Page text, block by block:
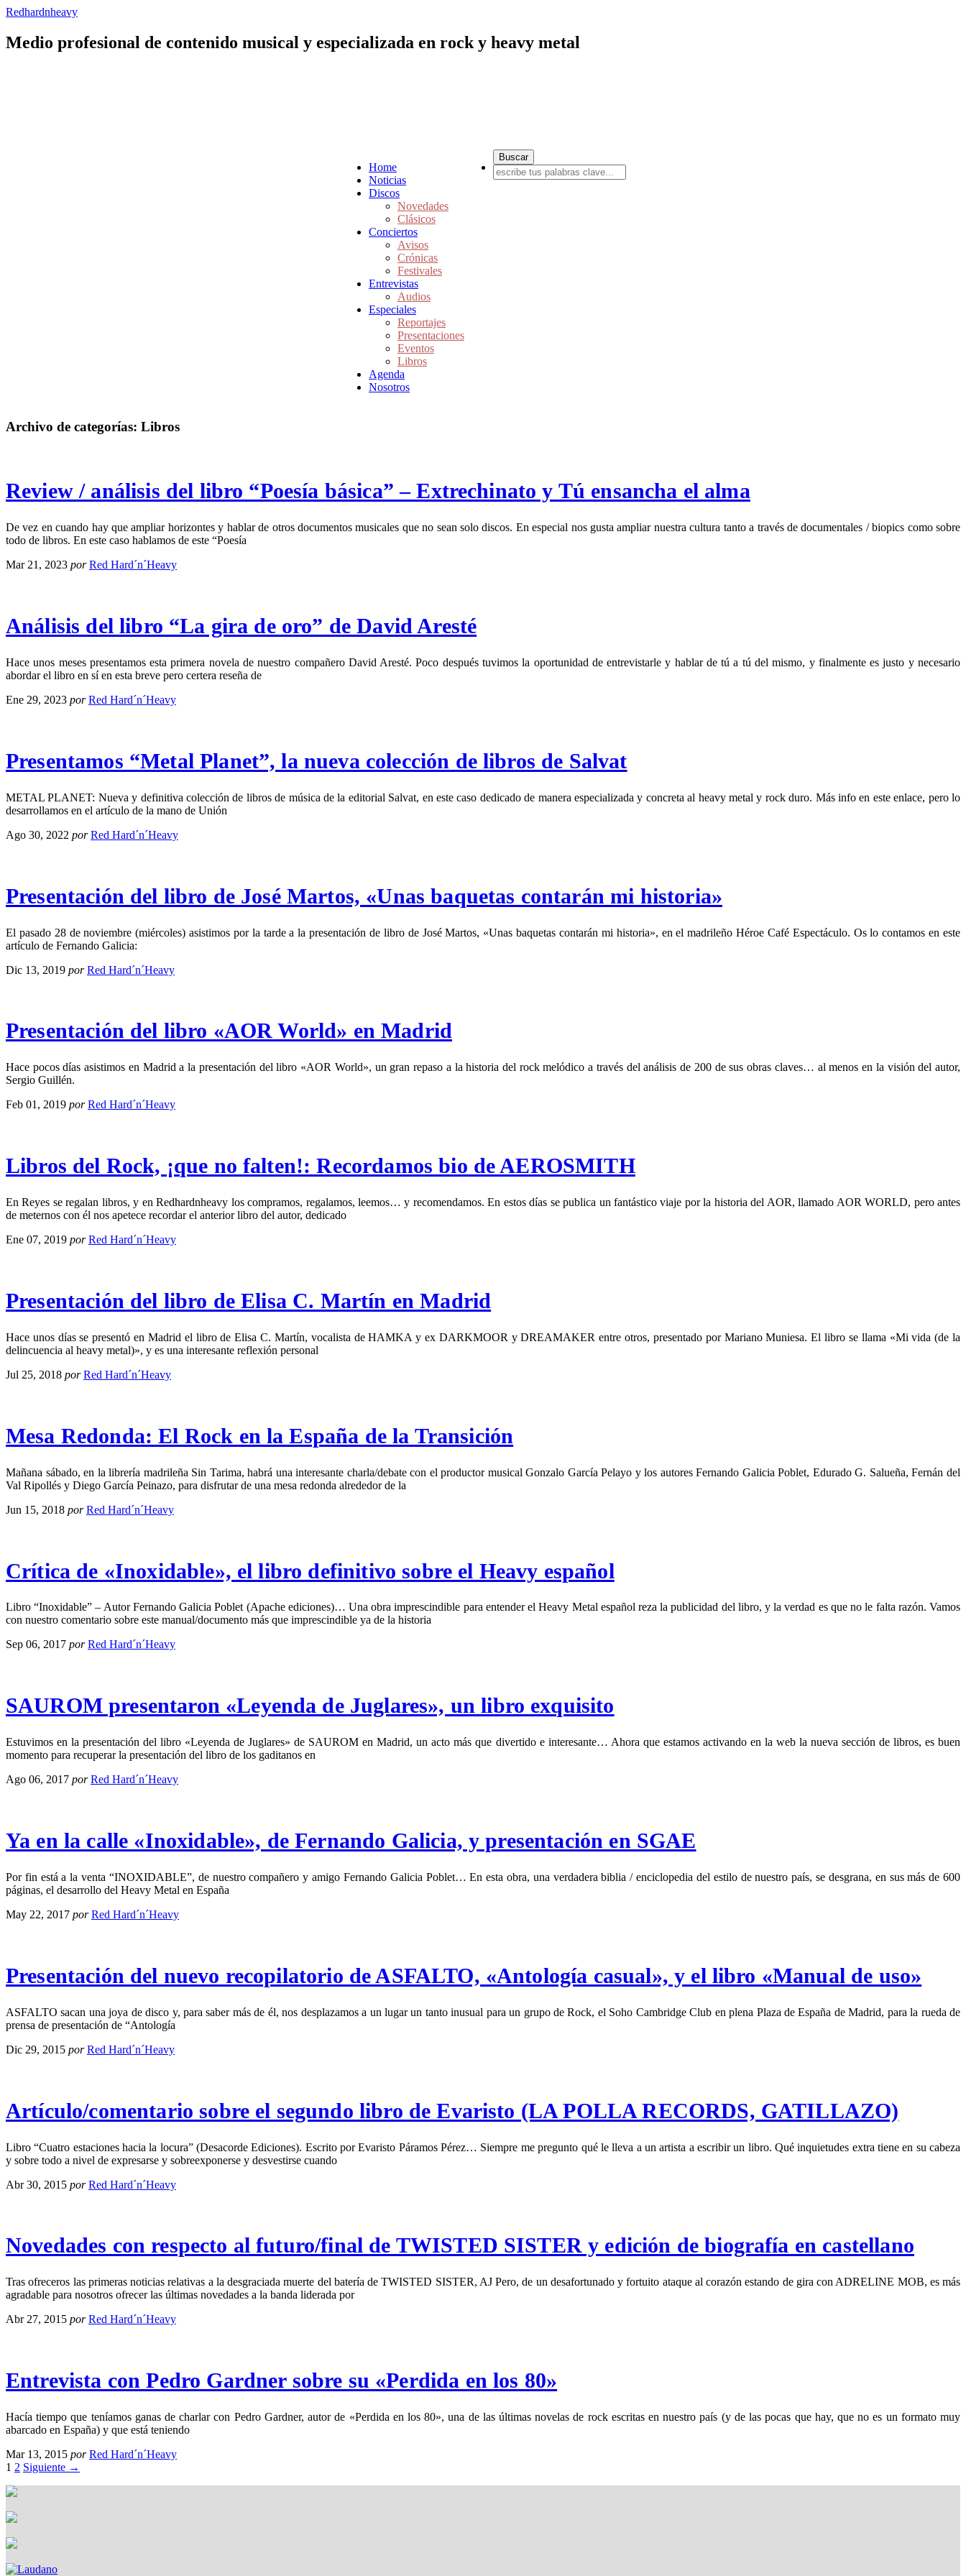
Redhardnheavy
Medio profesional de contenido musical y especializada en rock y heavy metal
Home
Noticias
Discos
Novedades
Clásicos
Conciertos
Avisos
Crónicas
Festivales
Entrevistas
Audios
Especiales
Reportajes
Presentaciones
Eventos
Libros
Agenda
Nosotros
Archivo de categorías: Libros
Review / análisis del libro “Poesía básica” – Extrechinato y Tú ensancha el alma
De vez en cuando hay que ampliar horizontes y hablar de otros documentos musicales que no sean solo discos. En especial nos gusta ampliar nuestra cultura tanto a través de documentales / biopics como sobre
todo de libros. En este caso hablamos de este “Poesía
Mar 21, 2023 por Red Hard´n´Heavy
Análisis del libro “La gira de oro” de David Aresté
Hace unos meses presentamos esta primera novela de nuestro compañero David Aresté. Poco después tuvimos la oportunidad de entrevistarle y hablar de tú a tú del mismo, y finalmente es justo y necesario
abordar el libro en sí en esta breve pero certera reseña de
Ene 29, 2023 por Red Hard´n´Heavy
Presentamos “Metal Planet”, la nueva colección de libros de Salvat
METAL PLANET: Nueva y definitiva colección de libros de música de la editorial Salvat, en este caso dedicado de manera especializada y concreta al heavy metal y rock duro. Más info en este enlace, pero lo
desarrollamos en el artículo de la mano de Unión
Ago 30, 2022 por Red Hard´n´Heavy
Presentación del libro de José Martos, «Unas baquetas contarán mi historia»
El pasado 28 de noviembre (miércoles) asistimos por la tarde a la presentación de libro de José Martos, «Unas baquetas contarán mi historia», en el madrileño Héroe Café Espectáculo. Os lo contamos en este
artículo de Fernando Galicia:
Dic 13, 2019 por Red Hard´n´Heavy
Presentación del libro «AOR World» en Madrid
Hace pocos días asistimos en Madrid a la presentación del libro «AOR World», un gran repaso a la historia del rock melódico a través del análisis de 200 de sus obras claves… al menos en la visión del autor,
Sergio Guillén.
Feb 01, 2019 por Red Hard´n´Heavy
Libros del Rock, ¡que no falten!: Recordamos bio de AEROSMITH
En Reyes se regalan libros, y en Redhardnheavy los compramos, regalamos, leemos… y recomendamos. En estos días se publica un fantástico viaje por la historia del AOR, llamado AOR WORLD, pero antes
de meternos con él nos apetece recordar el anterior libro del autor, dedicado
Ene 07, 2019 por Red Hard´n´Heavy
Presentación del libro de Elisa C. Martín en Madrid
Hace unos días se presentó en Madrid el libro de Elisa C. Martín, vocalista de HAMKA y ex DARKMOOR y DREAMAKER entre otros, presentado por Mariano Muniesa. El libro se llama «Mi vida (de la
delincuencia al heavy metal)», y es una interesante reflexión personal
Jul 25, 2018 por Red Hard´n´Heavy
Mesa Redonda: El Rock en la España de la Transición
Mañana sábado, en la librería madrileña Sin Tarima, habrá una interesante charla/debate con el productor musical Gonzalo García Pelayo y los autores Fernando Galicia Poblet, Edurado G. Salueña, Fernán del
Val Ripollés y Diego García Peinazo, para disfrutar de una mesa redonda alrededor de la
Jun 15, 2018 por Red Hard´n´Heavy
Crítica de «Inoxidable», el libro definitivo sobre el Heavy español
Libro “Inoxidable” – Autor Fernando Galicia Poblet (Apache ediciones)… Una obra imprescindible para entender el Heavy Metal español reza la publicidad del libro, y la verdad es que no le falta razón. Vamos
con nuestro comentario sobre este manual/documento más que imprescindible ya de la historia
Sep 06, 2017 por Red Hard´n´Heavy
SAUROM presentaron «Leyenda de Juglares», un libro exquisito
Estuvimos en la presentación del libro «Leyenda de Juglares» de SAUROM en Madrid, un acto más que divertido e interesante… Ahora que estamos activando en la web la nueva sección de libros, es buen
momento para recuperar la presentación del libro de los gaditanos en
Ago 06, 2017 por Red Hard´n´Heavy
Ya en la calle «Inoxidable», de Fernando Galicia, y presentación en SGAE
Por fin está a la venta “INOXIDABLE”, de nuestro compañero y amigo Fernando Galicia Poblet… En esta obra, una verdadera biblia / enciclopedia del estilo de nuestro país, se desgrana, en sus más de 600
páginas, el desarrollo del Heavy Metal en España
May 22, 2017 por Red Hard´n´Heavy
Presentación del nuevo recopilatorio de ASFALTO, «Antología casual», y el libro «Manual de uso»
ASFALTO sacan una joya de disco y, para saber más de él, nos desplazamos a un lugar un tanto inusual para un grupo de Rock, el Soho Cambridge Club en plena Plaza de España de Madrid, para la rueda de
prensa de presentación de “Antología
Dic 29, 2015 por Red Hard´n´Heavy
Artículo/comentario sobre el segundo libro de Evaristo (LA POLLA RECORDS, GATILLAZO)
Libro “Cuatro estaciones hacia la locura” (Desacorde Ediciones). Escrito por Evaristo Páramos Pérez… Siempre me pregunto qué le lleva a un artista a escribir un libro. Qué inquietudes extra tiene en su cabeza
y sobre todo a nivel de expresarse y sobreexponerse y desvestirse cuando
Abr 30, 2015 por Red Hard´n´Heavy
Novedades con respecto al futuro/final de TWISTED SISTER y edición de biografía en castellano
Tras ofreceros las primeras noticias relativas a la desgraciada muerte del batería de TWISTED SISTER, AJ Pero, de un desafortunado y fortuito ataque al corazón estando de gira con ADRELINE MOB, es más
agradable para nosotros ofrecer las últimas novedades a la banda liderada por
Abr 27, 2015 por Red Hard´n´Heavy
Entrevista con Pedro Gardner sobre su «Perdida en los 80»
Hacía tiempo que teníamos ganas de charlar con Pedro Gardner, autor de «Perdida en los 80», una de las últimas novelas de rock escritas en nuestro país (y de las pocas que hay, que no es un formato muy
abarcado en España) y que está teniendo
Mar 13, 2015 por Red Hard´n´Heavy
1 2 Siguiente →